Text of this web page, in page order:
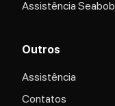
Assistência Seabob
Outros
Assistência
Contatos